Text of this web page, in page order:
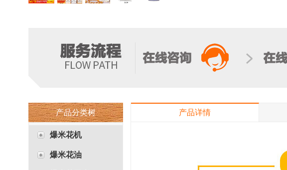
产品分类树
爆米花机
爆米花油
产品详情